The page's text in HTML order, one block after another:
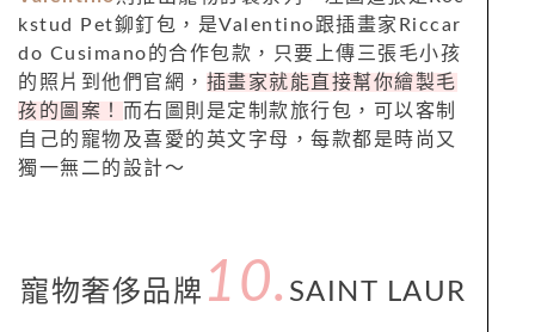
kstud Pet鉚釘包，是Valentino跟插畫家Riccar
do Cusimano的合作包款，只要上傳三張毛小孩
的照片到他們官網， 插畫家就能直接幫你繪製毛
孩的圖案！ 而右圖則是定制款旅行包，可以客制
自己的寵物及喜愛的英文字母，每款都是時尚又
獨一無二的設計～
寵物奢侈品牌 10. SAINT LAUR